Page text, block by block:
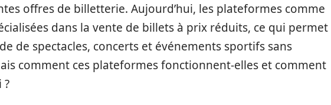
offres de billetterie. Aujourd’hui, les plateformes comme
dans la vente de billets à prix réduits, ce qui permet
de spectacles, concerts et événements sportifs sans
comment ces plateformes fonctionnent-elles et comment